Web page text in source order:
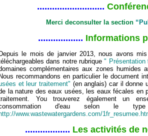
...........................
Merci deconsulter la section
.................. Informations
Depuis le mois de janvier 2013, nous avons
dans notre rubrique" Présentation
complémentaires aux zones humides
Nous recommandons en particulier le document
et leur traitement" (en anglais) car il donne
la nature des eaux usées, les eaux fécales en
You trouverez également un
d'eau selon le type
http://www.wastewatergardens.com/
.................. Les activités de